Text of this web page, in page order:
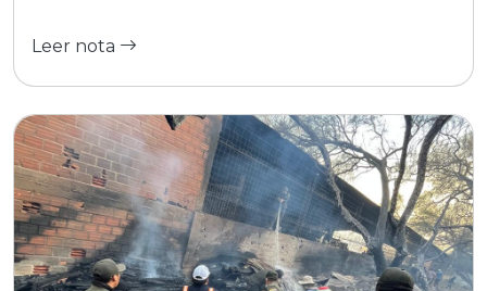
Leer nota